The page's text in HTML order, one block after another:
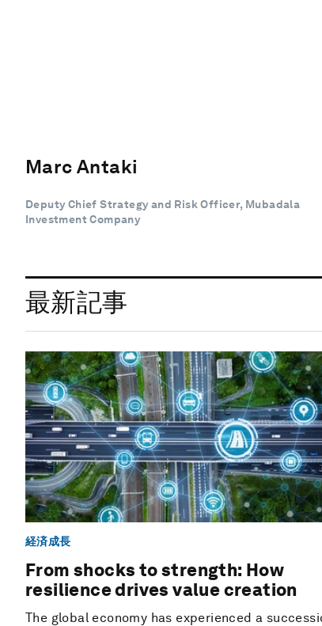
Marc Antaki
Deputy Chief Strategy and Risk Officer, Mubadala
Investment Company
最新記事
経済成長
From shocks to strength: How
resilience drives value creation
The global economy has experienced a